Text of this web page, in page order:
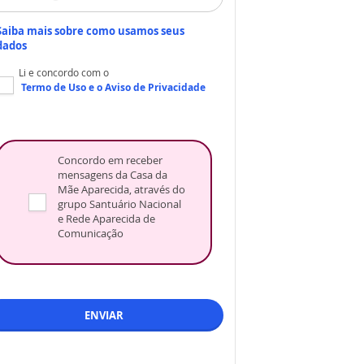
mais sobre como usamos seus
Li e concordo com o
Termo de Usoe oAviso de Privacidade
Concordo em receber
mensagens da Casa da
Mãe Aparecida, através do
grupo Santuário Nacional
e Rede Aparecida de
Comunicação
ENVIAR